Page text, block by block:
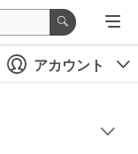
アカウント